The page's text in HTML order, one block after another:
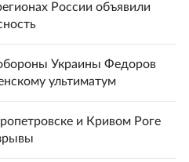
России объявили
Украины Федоров
ультиматум
и Кривом Роге